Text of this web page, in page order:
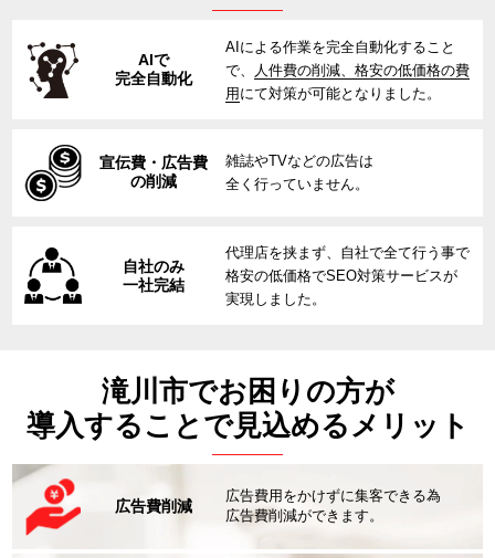
AIで
完全自動化
AIによる作業を完全自動化すること
で、
人件費の削減、格安の低価格の費
用 にて対策が可能となりました。
宣伝費・広告費
の削減
雑誌やTVなどの広告は
全く行っていません。
自社のみ
一社完結
代理店を挟まず、自社で全て行う事で
格安の低価格でSEO対策サービスが
実現しました。
滝川市でお困りの方が
導入することで見込めるメリット
広告費削減
広告費用をかけずに集客できる為
広告費削減ができます。